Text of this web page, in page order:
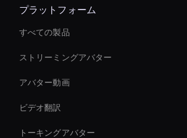
プラットフォーム
すべての製品
ストリーミングアバター
アバター動画
ビデオ翻訳
トーキングアバター